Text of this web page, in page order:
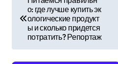
и
о: где лучше купить эк
ологические продукт
ы и сколько придется
потратить? Репортаж